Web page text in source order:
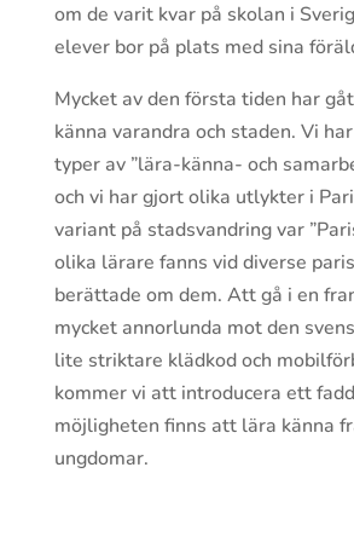
om de varit kvar på skolan i
elever bor på plats med sina
Mycket av den första tiden har
känna varandra och staden. Vi
typer av ”lära-känna- och
och vi har gjort olika utlykter i
variant på stadsvandring var
olika lärare fanns vid diverse
berättade om dem. Att gå i en
mycket annorlunda mot den
lite striktare klädkod och
kommer vi att introducera ett
möjligheten finns att lära känna
ungdomar.